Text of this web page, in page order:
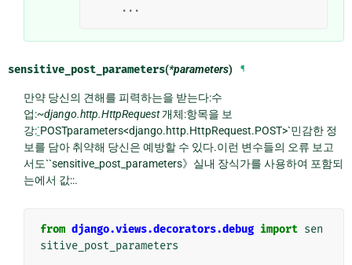
...
sensitive_post_parameters(*parameters) ¶
만약 당신의 견해를 피력하는을 받는다:수
업:~django.http.HttpRequest개체:항목을 보
강:`POSTparameters<django.http.HttpRequest.POST>`민감한 정
보를 담아 취약해 당신은 예방할 수 있다.이런 변수들의 오류 보고
서도``sensitive_post_parameters》실내 장식가를 사용하여 포함되
는에서 값::.
from django.views.decorators.debug import sen
sitive_post_parameters